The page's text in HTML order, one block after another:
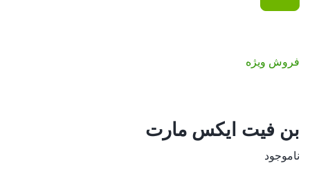
فروش ویژه
بن فیت ایکس مارت
ناموجود